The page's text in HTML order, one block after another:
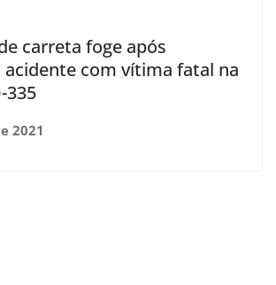
carreta foge após
acidente com vítima fatal na
335
2021